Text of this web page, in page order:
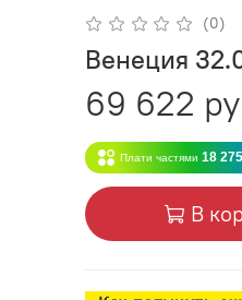
(0)
Венеция
69 622
Плати частями 18
В